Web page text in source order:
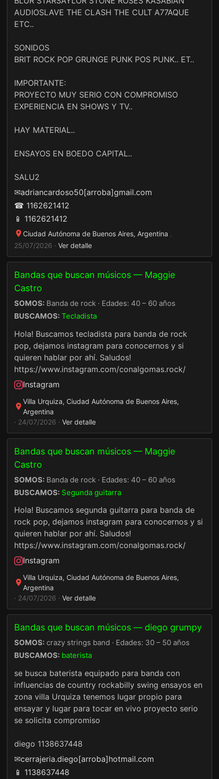
AUDIOSLAVE THE CLASH THE CULT A77AQUE
ETC..
SONIDOS
BRIT ROCK POP GRUNGE PUNK POS PUNK.. ET..
IMPORTANTE:
PROYECTO MUY SERIO CON COMPROMISO
EXPERIENCIA EN SHOWS Y TV..
HAY MATERIAL..
ENSAYOS EN BOEDO CAPITAL..
SALU2
✉adriancardoso50[arroba]gmail.com
☎ 1162621412
📱 1162621412
Ciudad Autónoma de Buenos Aires, Argentina ·
25/07/2026 · Ver detalle
Bandas que buscan músicos — Maggie
Castro
SOMOS: Banda de rock · Edades: 40 – 60 años
BUSCAMOS: Tecladista
Hola! Buscamos tecladista para banda de rock
pop, dejamos instagram para conocernos y si
quieren hablar por ahí. Saludos!
https://www.instagram.com/conalgomas.rock/
Instagram
Villa Urquiza, Ciudad Autónoma de Buenos Aires,
Argentina
· 24/07/2026 · Ver detalle
Bandas que buscan músicos — Maggie
Castro
SOMOS: Banda de rock · Edades: 40 – 60 años
BUSCAMOS: Segunda guitarra
Hola! Buscamos segunda guitarra para banda de
rock pop, dejamos instagram para conocernos y si
quieren hablar por ahí. Saludos!
https://www.instagram.com/conalgomas.rock/
Instagram
Villa Urquiza, Ciudad Autónoma de Buenos Aires,
Argentina
· 24/07/2026 · Ver detalle
Bandas que buscan músicos — diego grumpy
SOMOS: crazy strings band · Edades: 30 – 50 años
BUSCAMOS: baterista
se busca baterista equipado para banda con
influencias de country rockabilly swing ensayos en
zona villa Urquiza tenemos lugar propio para
ensayar y lugar para tocar en vivo proyecto serio
se solicita compromiso
diego 1138637448
✉cerrajeria.diego[arroba]hotmail.com
📱 1138637448